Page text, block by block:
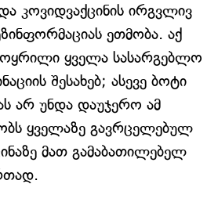
კოვიდვაქცინის ირგვლივ
ეთმობა. აქ
ყველა სასარგებლო
შესახებ; ასევე ბოტი
არ უნდა დაუჯერო ამ
ყველაზე გავრცელებულ
მათ გამაბათილებელ